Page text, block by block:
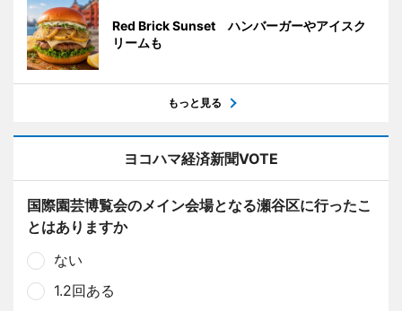
Red Brick Sunset ハンバーガーやアイスク
リームも
もっと見る
ヨコハマ経済新聞VOTE
国際園芸博覧会のメイン会場となる瀬谷区に行ったこ
とはありますか
ない
1.2回ある